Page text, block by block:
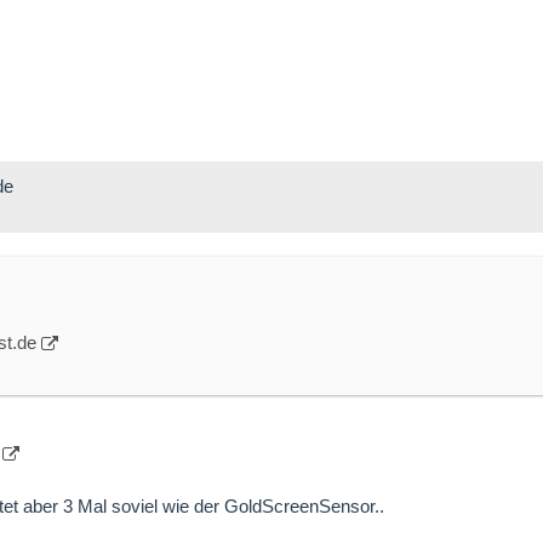
aber 3 Mal soviel wie der GoldScreenSensor..